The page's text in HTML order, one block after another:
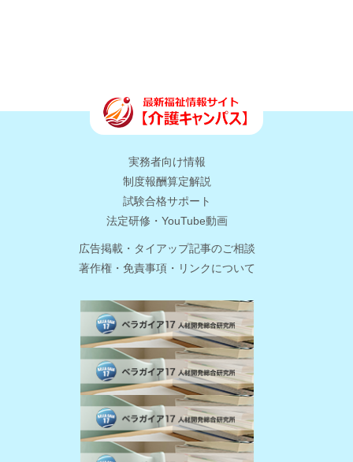
実務者向け情報
制度報酬算定解説
試験合格サポート
法定研修・YouTube動画
広告掲載・タイアップ記事のご相談
著作権・免責事項・リンクについて